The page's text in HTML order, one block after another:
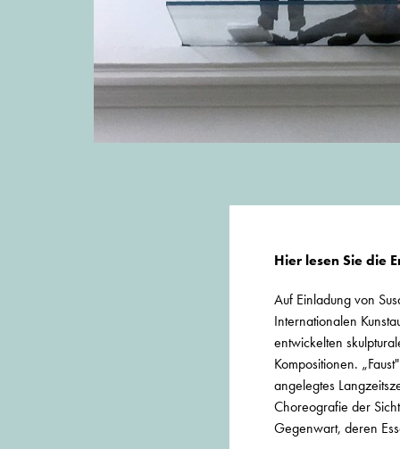
Hier lesen Sie die
Auf Einladung von
Internationalen
entwickelten
Kompositionen.
angelegtes
Choreografie der
Gegenwart, deren